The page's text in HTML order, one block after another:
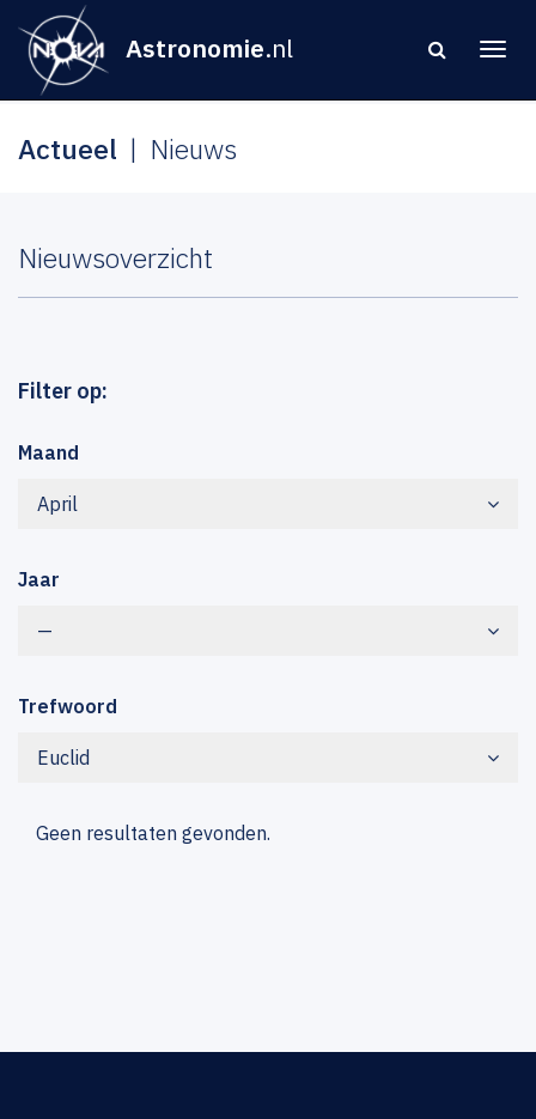
Astronomie.nl
Actueel Nieuws
Nieuwsoverzicht
Filter op:
Maand
April
Jaar
—
Trefwoord
Euclid
Geen resultaten gevonden.